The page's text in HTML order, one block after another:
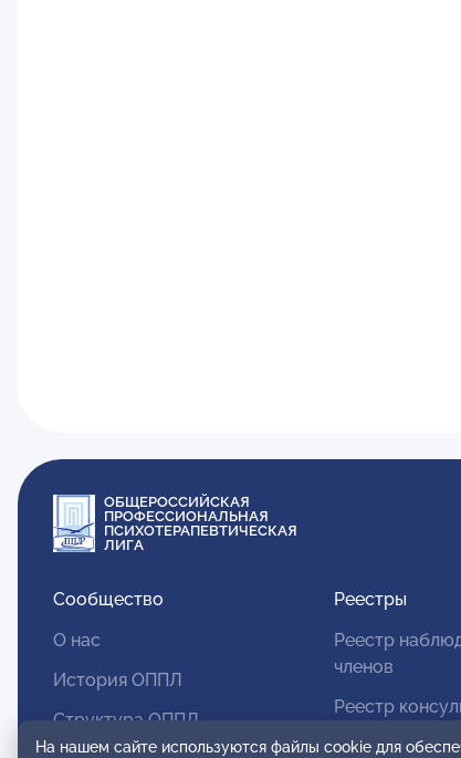
ОБЩЕРОССИЙСКАЯ
ПРОФЕССИОНАЛЬНАЯ
ПСИХОТЕРАПЕВТИЧЕСКАЯ
ЛИГА
Сообщество
О нас
История ОППЛ
Структура ОППЛ
Реестры
Реестр
членов
Реестр
На нашем сайте используются файлы cookie для